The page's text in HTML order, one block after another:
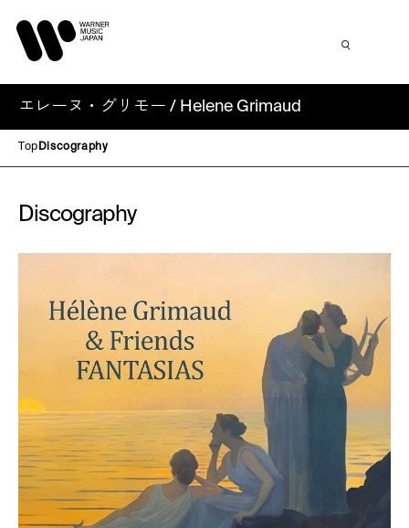
エレーヌ・グリモー / Helene Grimaud
Top Discography
Discography